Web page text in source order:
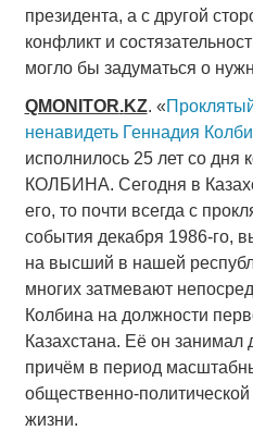
президента, а с другой
конфликт и
могло бы задуматься о
QMONITOR.KZ. «
ненавидеть Геннадия
исполнилось 25 лет со дня
КОЛБИНА. Сегодня в
его, то почти всегда с
события декабря 1986-го,
на высший в нашей
многих затмевают
Колбина на должности
Казахстана. Её он занимал
причём в период
общественно-
жизни.